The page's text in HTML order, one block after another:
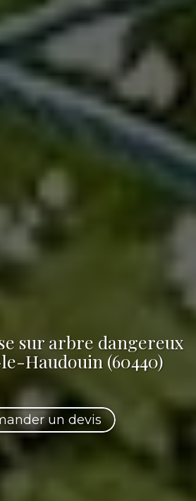
sur arbre dangereux
Haudouin (60440)
un devis